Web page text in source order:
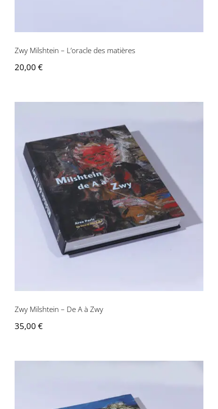
Zwy Milshtein – L’oracle des matières
20,00 €
Zwy Milshtein – De A à Zwy
Zwy Milshtein – De A à Zwy
35,00 €